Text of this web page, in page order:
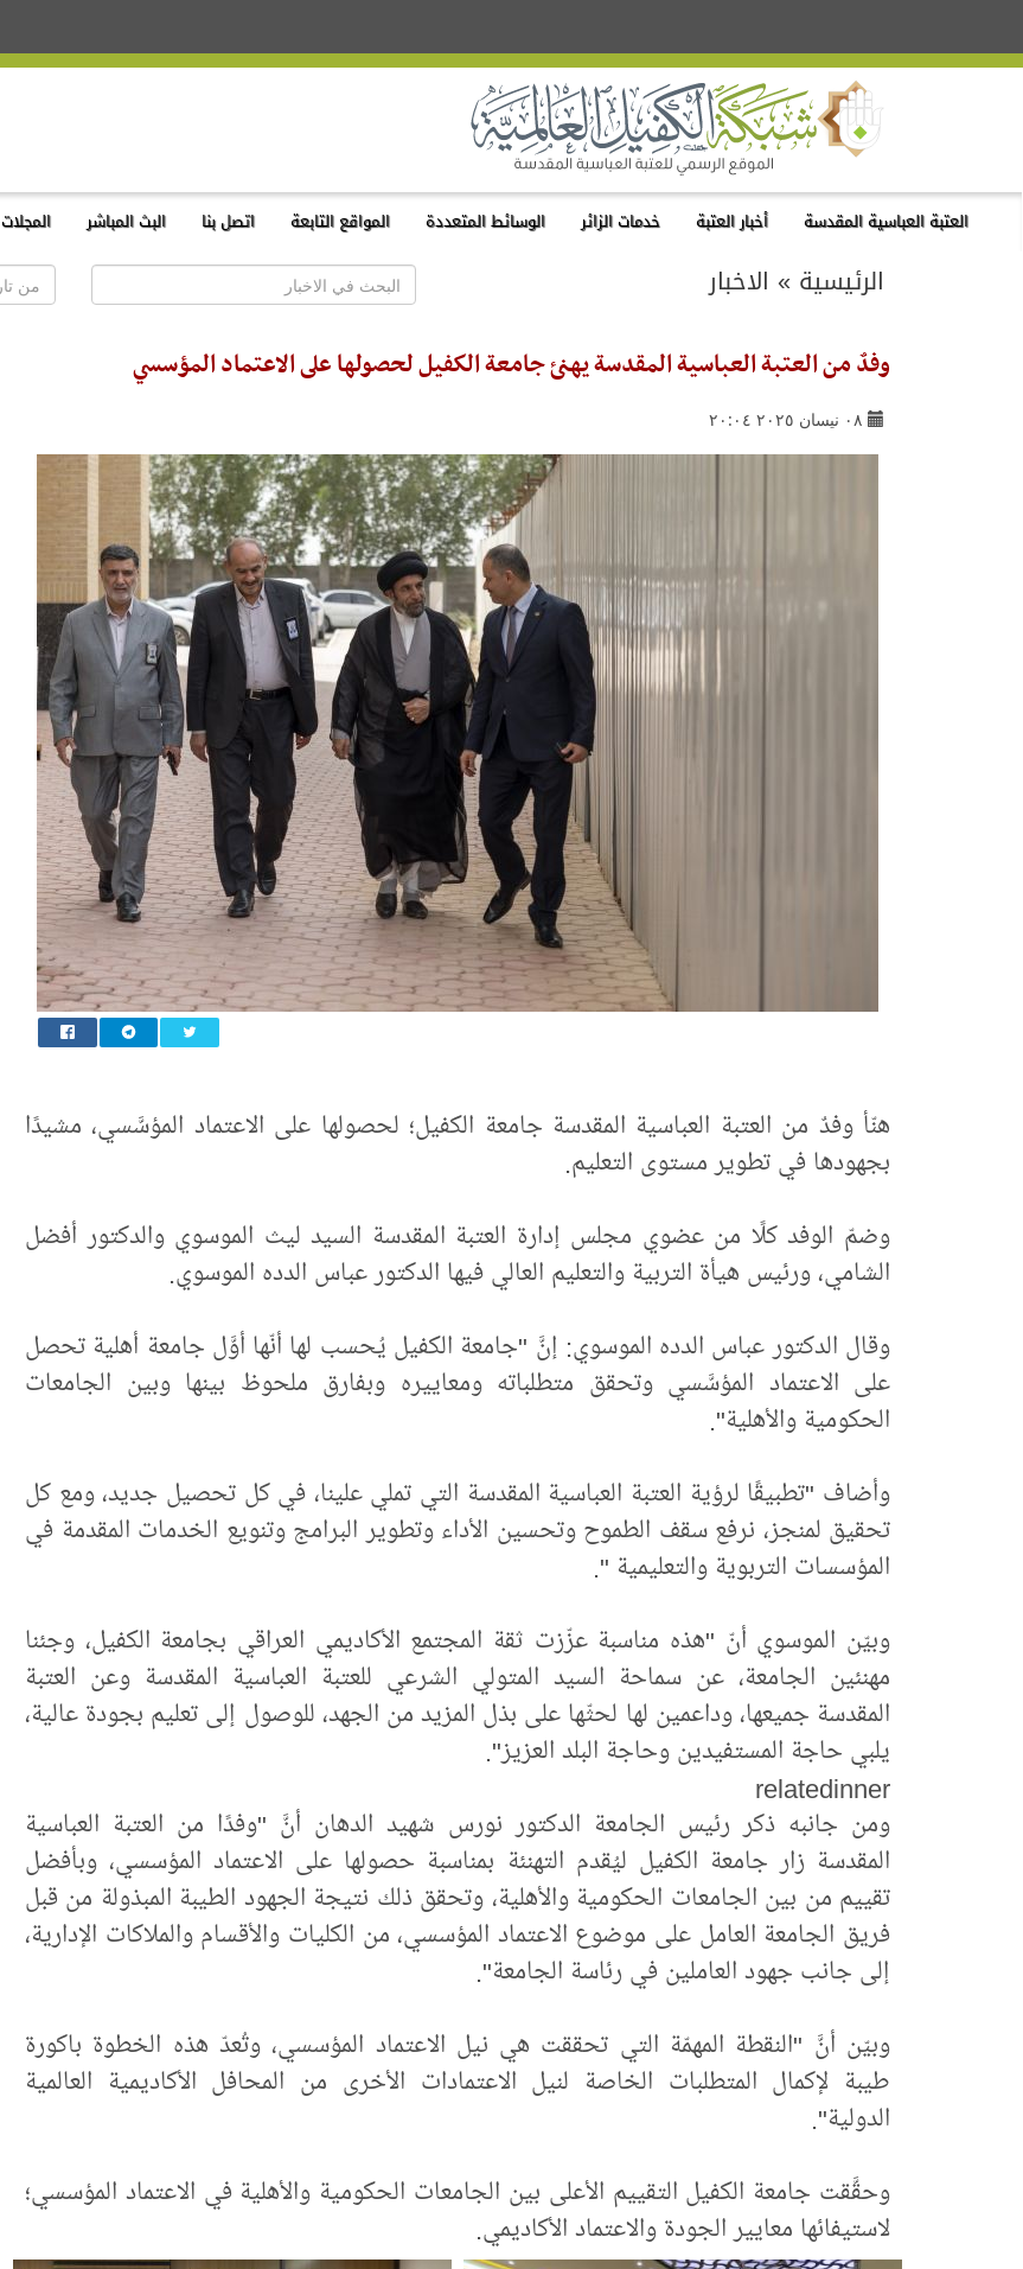
العتبة العباسية المقدسة أخبار العتبة خدمات الزائر الوسائط المتعددة المواقع التابعة اتصل بنا البث المباشر المجلات
الرئيسية » الاخبار
وفدٌ من العتبة العباسية المقدسة يهنئ جامعة الكفيل لحصولها على الاعتماد المؤسسي
٠٨ نيسان ٢٠٢٥ ٢٠:٠٤
هنّأ وفدٌ من العتبة العباسية المقدسة جامعة الكفيل؛ لحصولها على الاعتماد المؤسَّسي، مشيدًا
بجهودها في تطوير مستوى التعليم.
وضمّ الوفد كلًا من عضوي مجلس إدارة العتبة المقدسة السيد ليث الموسوي والدكتور أفضل
الشامي، ورئيس هيأة التربية والتعليم العالي فيها الدكتور عباس الدده الموسوي.
وقال الدكتور عباس الدده الموسوي: إنَّ "جامعة الكفيل يُحسب لها أنّها أوَّل جامعة أهلية تحصل
على الاعتماد المؤسَّسي وتحقق متطلباته ومعاييره وبفارق ملحوظ بينها وبين الجامعات
الحكومية والأهلية".
وأضاف "تطبيقًا لرؤية العتبة العباسية المقدسة التي تملي علينا، في كل تحصيل جديد، ومع كل
تحقيق لمنجز، نرفع سقف الطموح وتحسين الأداء وتطوير البرامج وتنويع الخدمات المقدمة في
المؤسسات التربوية والتعليمية ".
وبيّن الموسوي أنّ "هذه مناسبة عزّزت ثقة المجتمع الأكاديمي العراقي بجامعة الكفيل، وجئنا
مهنئين الجامعة، عن سماحة السيد المتولي الشرعي للعتبة العباسية المقدسة وعن العتبة
المقدسة جميعها، وداعمين لها لحثّها على بذل المزيد من الجهد، للوصول إلى تعليم بجودة عالية،
يلبي حاجة المستفيدين وحاجة البلد العزيز".
relatedinner
ومن جانبه ذكر رئيس الجامعة الدكتور نورس شهيد الدهان أنَّ "وفدًا من العتبة العباسية
المقدسة زار جامعة الكفيل ليُقدم التهنئة بمناسبة حصولها على الاعتماد المؤسسي، وبأفضل
تقييم من بين الجامعات الحكومية والأهلية، وتحقق ذلك نتيجة الجهود الطيبة المبذولة من قبل
فريق الجامعة العامل على موضوع الاعتماد المؤسسي، من الكليات والأقسام والملاكات الإدارية،
إلى جانب جهود العاملين في رئاسة الجامعة".
وبيّن أنَّ "النقطة المهمّة التي تحققت هي نيل الاعتماد المؤسسي، وتُعدّ هذه الخطوة باكورة
طيبة لإكمال المتطلبات الخاصة لنيل الاعتمادات الأخرى من المحافل الأكاديمية العالمية
الدولية".
وحقَّقت جامعة الكفيل التقييم الأعلى بين الجامعات الحكومية والأهلية في الاعتماد المؤسسي؛
لاستيفائها معايير الجودة والاعتماد الأكاديمي.